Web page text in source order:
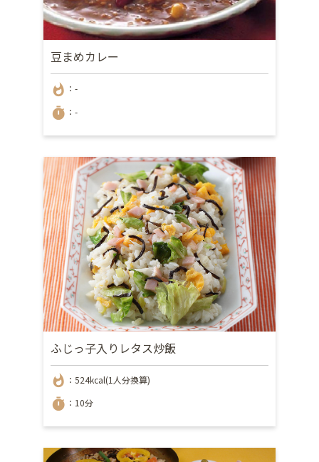
豆まめカレー
whatshot ：-
timer ：-
ふじっ子入りレタス炒飯
whatshot ：524kcal(1人分換算)
timer ：10分